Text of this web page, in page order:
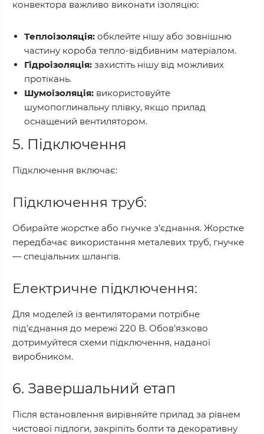
конвектора важливо виконати ізоляцію:
Теплоізоляція: обклейте нішу або зовнішню
частину короба тепло-відбивним матеріалом.
Гідроізоляція: захистіть нішу від можливих
протікань.
Шумоізоляція: використовуйте
шумопоглинальну плівку, якщо прилад
оснащений вентилятором.
5. Підключення
Підключення включає:
Підключення труб:
Обирайте жорстке або гнучке з’єднання. Жорстке
передбачає використання металевих труб, гнучке
— спеціальних шлангів.
Електричне підключення:
Для моделей із вентиляторами потрібне
під’єднання до мережі 220 В. Обов’язково
дотримуйтеся схеми підключення, наданої
виробником.
6. Завершальний етап
Після встановлення вирівняйте прилад за рівнем
чистової підлоги, закріпіть болти та декоративну